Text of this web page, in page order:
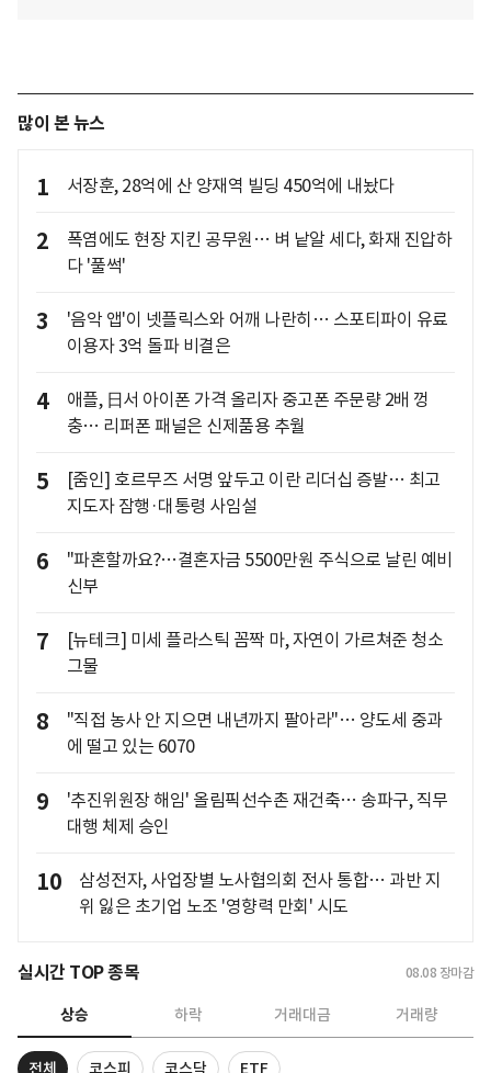
많이 본 뉴스
1 서장훈, 28억에 산 양재역 빌딩 450억에 내놨다
2
폭염에도 현장 지킨 공무원… 벼 낱알 세다, 화재 진압하
다 '풀썩'
3
'음악 앱'이 넷플릭스와 어깨 나란히… 스포티파이 유료
이용자 3억 돌파 비결은
4
애플, 日서 아이폰 가격 올리자 중고폰 주문량 2배 껑
충… 리퍼폰 패널은 신제품용 추월
5
[줌인] 호르무즈 서명 앞두고 이란 리더십 증발… 최고
지도자 잠행·대통령 사임설
6
"파혼할까요?…결혼자금 5500만원 주식으로 날린 예비
신부
7
[뉴테크] 미세 플라스틱 꼼짝 마, 자연이 가르쳐준 청소
그물
8
"직접 농사 안 지으면 내년까지 팔아라"… 양도세 중과
에 떨고 있는 6070
9
'추진위원장 해임' 올림픽선수촌 재건축… 송파구, 직무
대행 체제 승인
10
삼성전자, 사업장별 노사협의회 전사 통합… 과반 지
위 잃은 초기업 노조 '영향력 만회' 시도
실시간 TOP 종목 08.08 장마감
상승 하락 거래대금 거래량
전체 코스피 코스닥 ETF